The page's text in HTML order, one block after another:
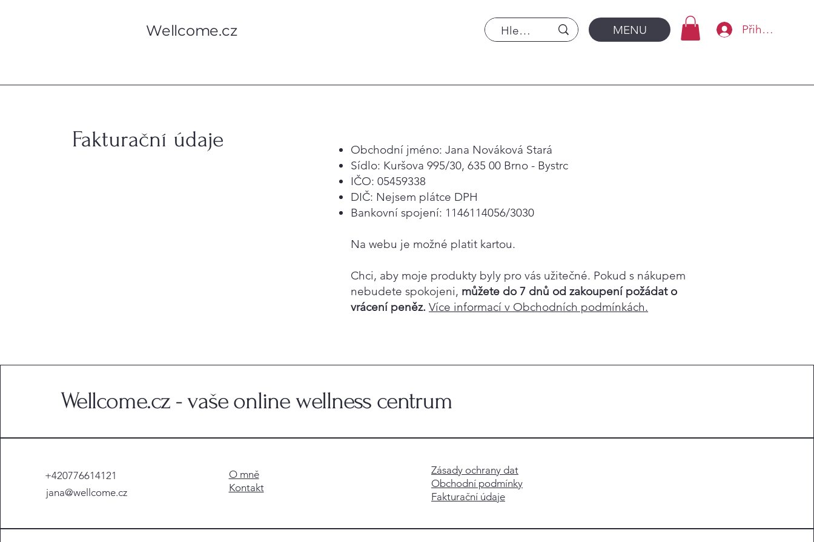
Wellcome.cz MENU Přihlásit se
Fakturační údaje
Obchodní jméno: Jana Nováková Stará​
Sídlo: Kuršova 995/30, 635 00 Brno - Bystrc​
IČO: 05459338​
DIČ: Nejsem plátce DPH
Bankovní spojení: 1146114056/3030
Na webu je možné platit kartou.
Chci, aby moje produkty byly pro vás užitečné. Pokud s nákupem
nebudete spokojeni, můžete do 7 dnů od zakoupení požádat o
vrácení peněz.Více informací v Obchodních podmínkách.
Wellcome.cz - vaše online wellness centrum
+420776614121
jana@wellcome.cz
O mně
Kontakt
Zásady ochrany dat
Obchodní podmínky
Fakturační údaje